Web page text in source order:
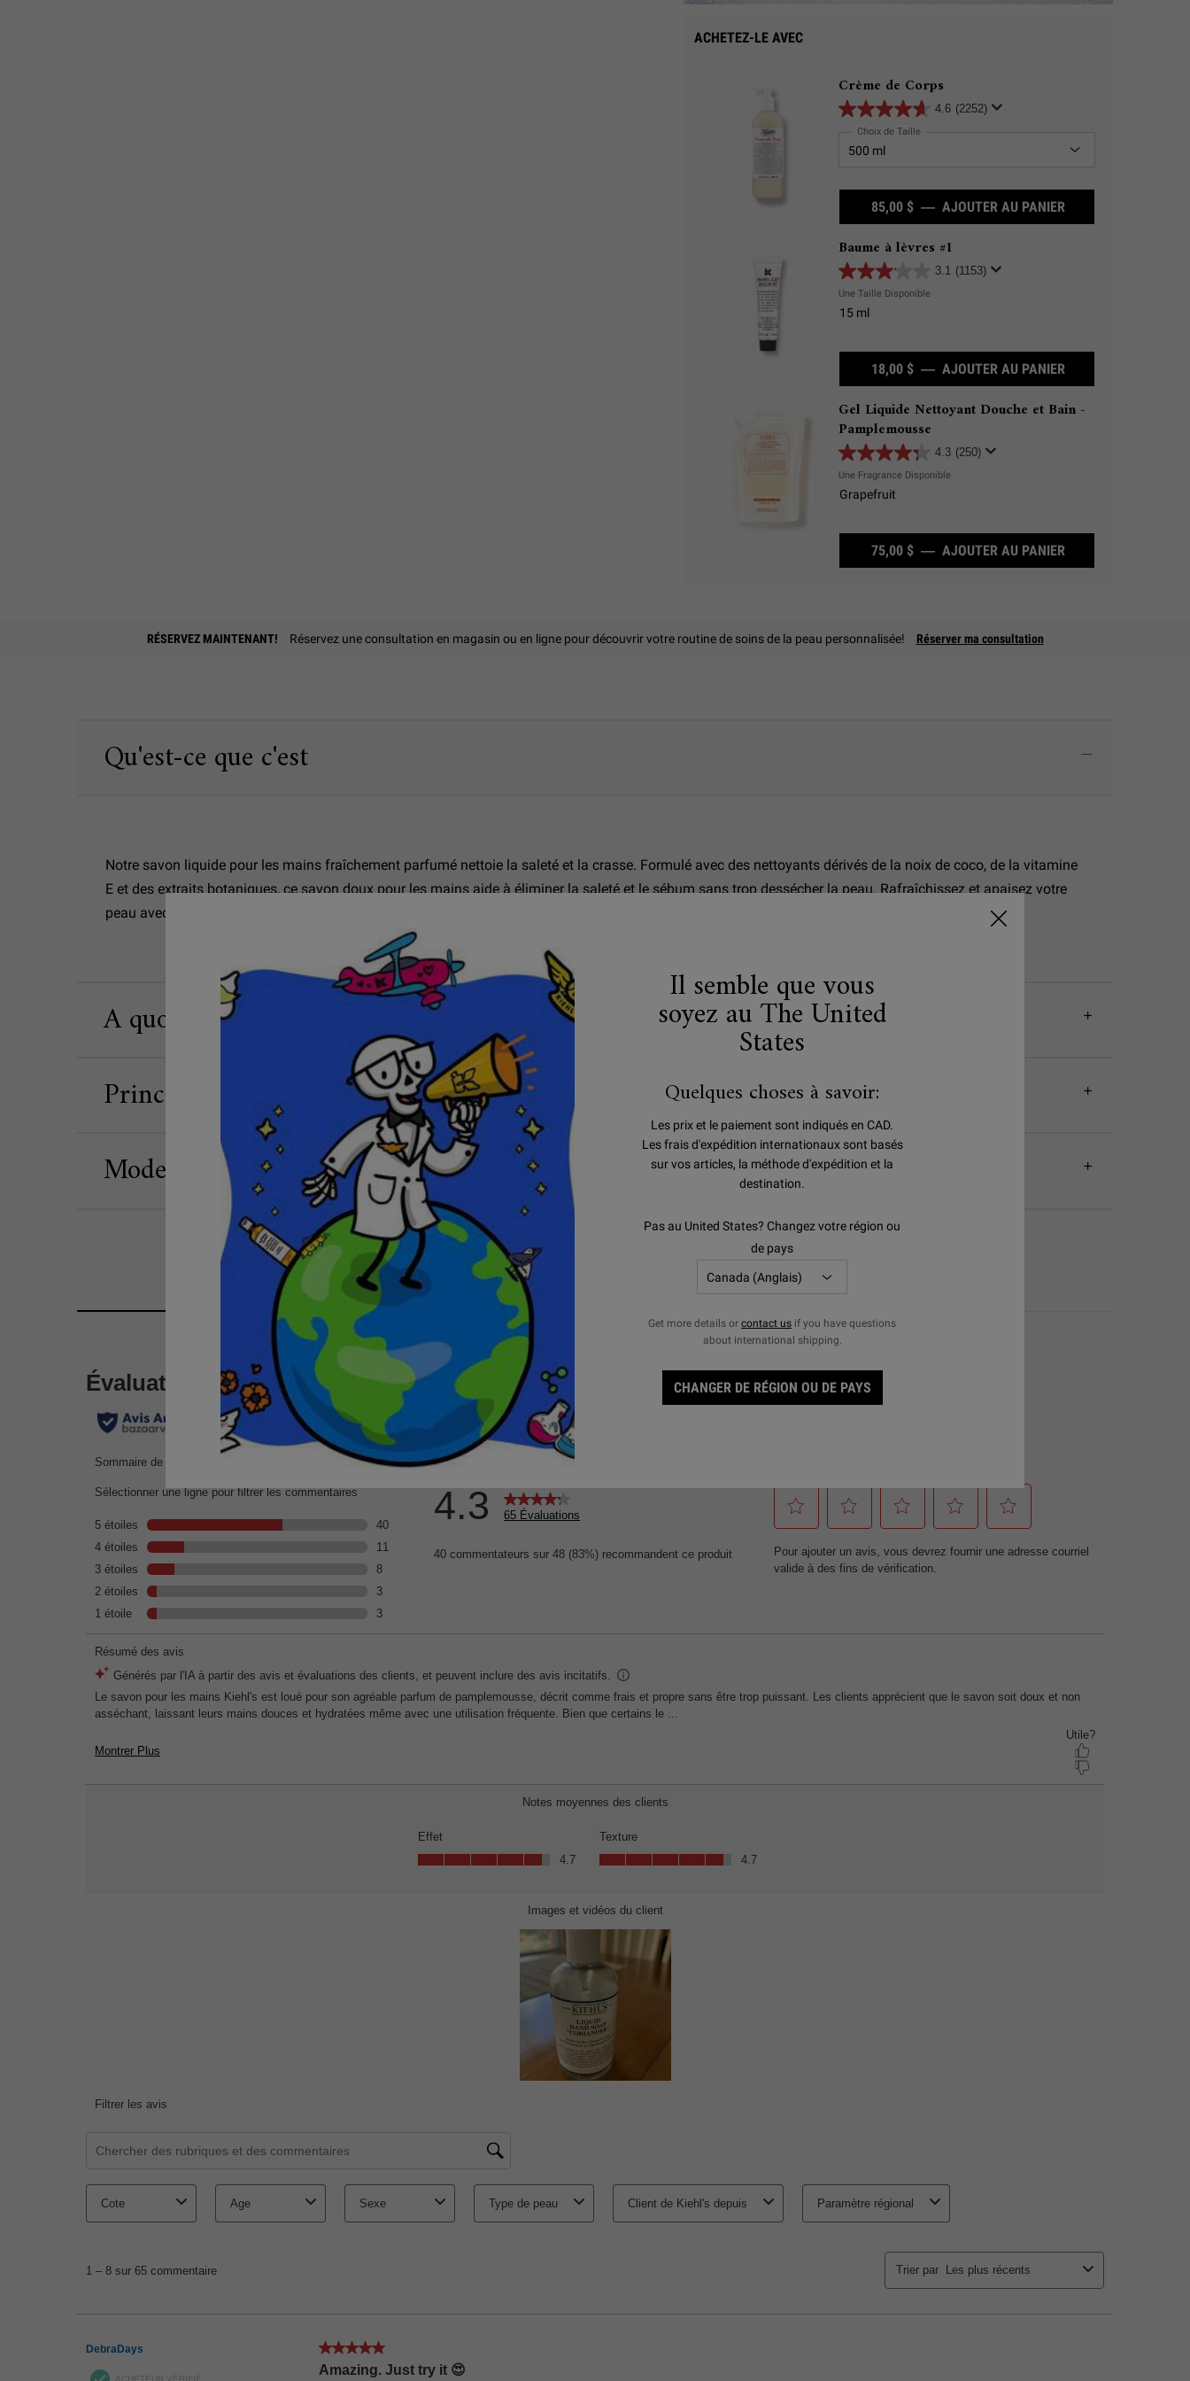
ACHETEZ-LE AVEC
Crème de Corps
4.6 (2252)
Choix de Taille
85,00 $ ― AJOUTER AU PANIERCRÈME DE CORPS
Baume à lèvres #1
3.1 (1153)
Une Taille Disponible
15 ml
18,00 $ ― AJOUTER AU PANIERBAUME À LÈVRES #1
Gel Liquide Nettoyant Douche et Bain -
Pamplemousse
4.3 (250)
Une Fragrance Disponible
Grapefruit
75,00 $ ― AJOUTER AU PANIERGEL LIQUIDE
RÉSERVEZ MAINTENANT! Réservez une consultation en magasin ou en ligne pour découvrir votre routine de soins de la peau personnalisée! Réserver ma consultation
Qu'est-ce que c'est
Notre savon liquide pour les mains fraîchement parfumé nettoie la saleté et la crasse. Formulé avec des nettoyants dérivés de la noix de coco, de la vitamine
E et des extraits botaniques, ce savon doux pour les mains aide à éliminer la saleté et le sébum sans trop dessécher la peau. Rafraîchissez et apaisez votre
peau avec notre savon à mains aromatique à la coriandre ou au pamplemousse.
A quoi ça sert
Principaux ingrédients
Mode d’emploi
COMMENTAIRES QUESTIONS & RÉPONSES
Il semble que vous
soyez au The United
States
Quelques choses à savoir:
Les prix et le paiement sont indiqués en CAD.
Les frais d'expédition internationaux sont basés
sur vos articles, la méthode d'expédition et la
destination.
Pas au United States? Changez votre région ou
de pays
Get more details or contact us if you have questions
about international shipping.
CHANGER DE RÉGION OU DE PAYS